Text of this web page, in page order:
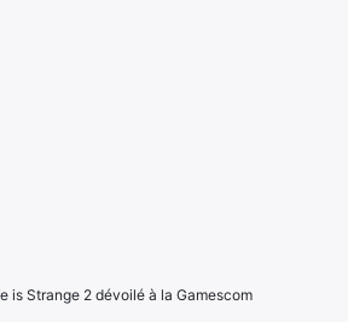
is Strange 2 dévoilé à la Gamescom